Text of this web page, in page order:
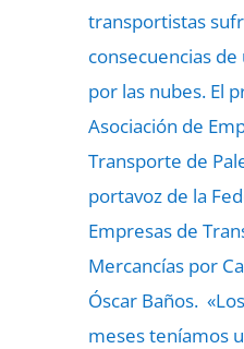
transportistas
consecuencias
por las nubes. El
Asociación de
Transporte de
portavoz de la
Empresas de
Mercancías por
Óscar Baños.
meses teníamos